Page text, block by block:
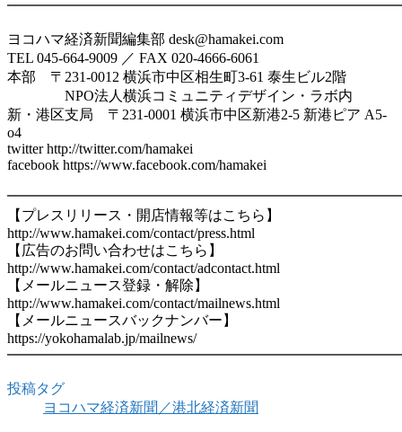
ヨコハマ経済新聞編集部 desk@hamakei.com
TEL 045-664-9009 ／ FAX 020-4666-6061
本部 〒231-0012 横浜市中区相生町3-61 泰生ビル2階
NPO法人横浜コミュニティデザイン・ラボ内
新・港区支局 〒231-0001 横浜市中区新港2-5 新港ピア A5-
o4
twitter http://twitter.com/hamakei
facebook https://www.facebook.com/hamakei
【プレスリリース・開店情報等はこちら】
http://www.hamakei.com/contact/press.html
【広告のお問い合わせはこちら】
http://www.hamakei.com/contact/adcontact.html
【メールニュース登録・解除】
http://www.hamakei.com/contact/mailnews.html
【メールニュースバックナンバー】
https://yokohamalab.jp/mailnews/
投稿タグ
ヨコハマ経済新聞／港北経済新聞